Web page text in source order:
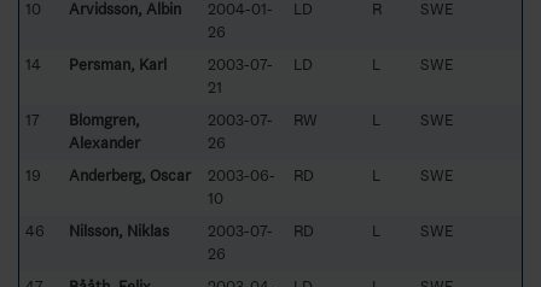
10 Arvidsson, Albin
2004-01-
26
LD R SWE
14 Persman, Karl
2003-07-
21
LD L SWE
17
Blomgren,
Alexander
2003-07-
26
RW L SWE
19 Anderberg, Oscar
2003-06-
10
RD L SWE
46 Nilsson, Niklas
2003-07-
26
RD L SWE